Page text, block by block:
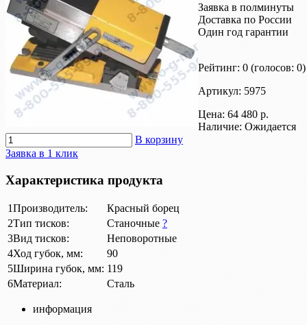
Заявка в полминуты
Доставка по России
Один год гарантии
Рейтинг: 0 (голосов: 0)
Артикул: 5975
Цена: 64 480 р.
Наличие: Ожидается
В корзину
Заявка в 1 клик
Характеристика продукта
1Производитель:
Красный борец
2Тип тисков: Станочные ?
3Вид тисков:
Неповоротные
4Ход губок, мм:
90
5Ширина губок, мм: 119
6Материал: Сталь
информация